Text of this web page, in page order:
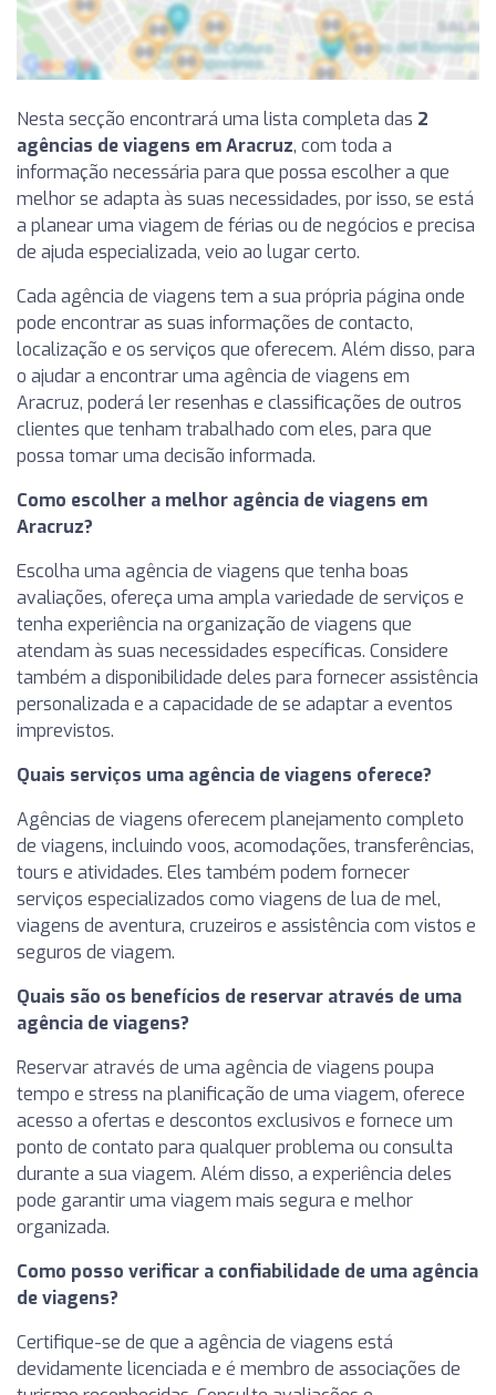
Nesta secção encontrará uma lista completa das 2
agências de viagens em Aracruz, com toda a
informação necessária para que possa escolher a que
melhor se adapta às suas necessidades, por isso, se está
a planear uma viagem de férias ou de negócios e precisa
de ajuda especializada, veio ao lugar certo.
Cada agência de viagens tem a sua própria página onde
pode encontrar as suas informações de contacto,
localização e os serviços que oferecem. Além disso, para
o ajudar a encontrar uma agência de viagens em
Aracruz, poderá ler resenhas e classificações de outros
clientes que tenham trabalhado com eles, para que
possa tomar uma decisão informada.
Como escolher a melhor agência de viagens em
Aracruz?
Escolha uma agência de viagens que tenha boas
avaliações, ofereça uma ampla variedade de serviços e
tenha experiência na organização de viagens que
atendam às suas necessidades específicas. Considere
também a disponibilidade deles para fornecer assistência
personalizada e a capacidade de se adaptar a eventos
imprevistos.
Quais serviços uma agência de viagens oferece?
Agências de viagens oferecem planejamento completo
de viagens, incluindo voos, acomodações, transferências,
tours e atividades. Eles também podem fornecer
serviços especializados como viagens de lua de mel,
viagens de aventura, cruzeiros e assistência com vistos e
seguros de viagem.
Quais são os benefícios de reservar através de uma
agência de viagens?
Reservar através de uma agência de viagens poupa
tempo e stress na planificação de uma viagem, oferece
acesso a ofertas e descontos exclusivos e fornece um
ponto de contato para qualquer problema ou consulta
durante a sua viagem. Além disso, a experiência deles
pode garantir uma viagem mais segura e melhor
organizada.
Como posso verificar a confiabilidade de uma agência
de viagens?
Certifique-se de que a agência de viagens está
devidamente licenciada e é membro de associações de